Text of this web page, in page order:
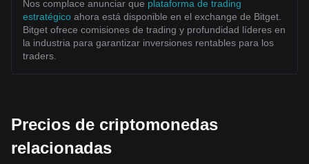
Nos complace anunciar que plataforma de trading
estratégico ahora está disponible en el exchange de Bitget.
Bitget ofrece comisiones de trading y profundidad líderes en
la industria para garantizar inversiones rentables para los
traders.
Precios de criptomonedas
relacionadas